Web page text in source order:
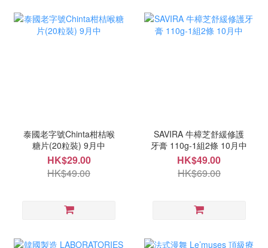
泰國老字號Chinta柑桔喉
糖片(20粒裝) 9月中
HK$29.00
HK$49.00
SAVIRA 牛樟芝舒緩修護
牙膏 110g-1組2條 10月中
HK$49.00
HK$69.00